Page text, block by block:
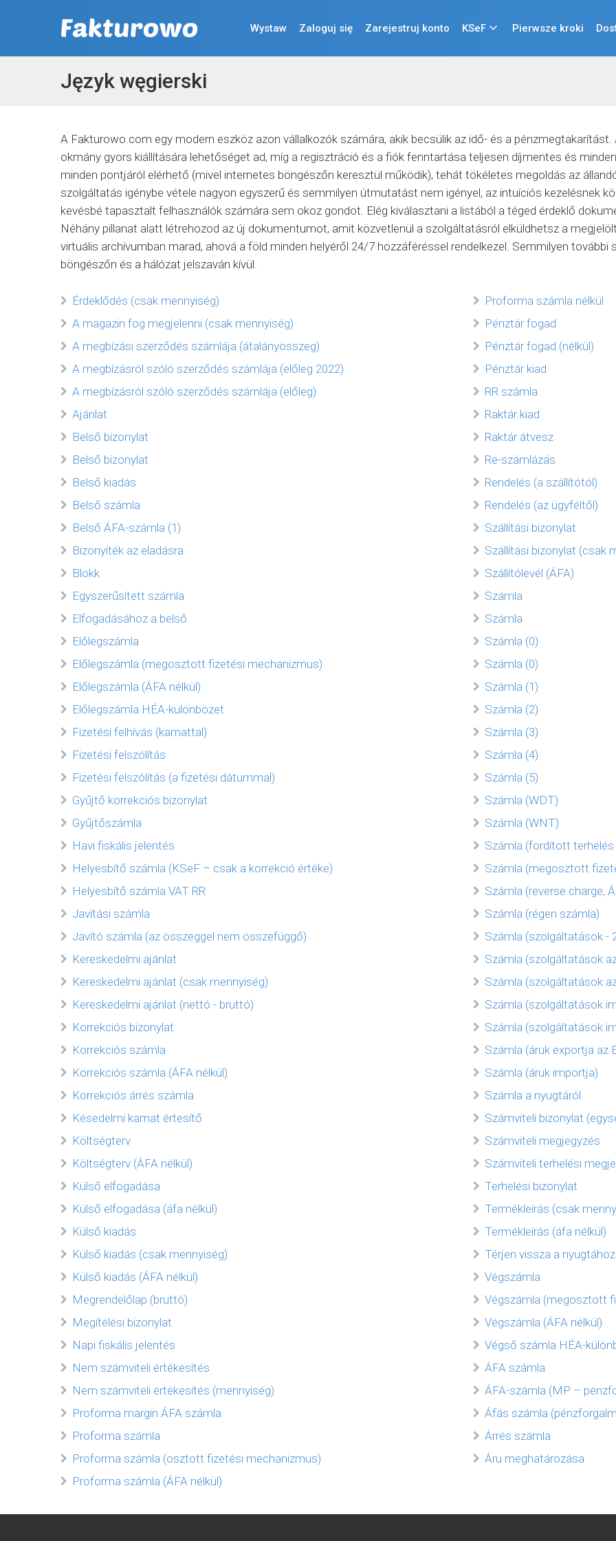
Wystaw Zaloguj się Zarejestruj konto KSeF Pierwsze kroki
Język węgierski
A Fakturowo.com egy modern eszköz azon vállalkozók számára, akik becsülik az idő- és a
okmány gyors kiállítására lehetőséget ad, míg a regisztráció és a fiók fenntartása teljesen díjmentes és
minden pontjáról elérhető (mivel internetes böngészőn keresztül működik), tehát tökéletes megoldás az
szolgáltatás igénybe vétele nagyon egyszerű és semmilyen útmutatást nem igényel, az intuíciós kezelésnek
kevésbé tapasztalt felhasználók számára sem okoz gondot. Elég kiválasztani a listából a téged érdeklő
Néhány pillanat alatt létrehozod az új dokumentumot, amit közvetlenül a szolgáltatásról elküldhetsz a
virtuális archívumban marad, ahová a föld minden helyéről 24/7 hozzáféréssel rendelkezel. Semmilyen
böngészőn és a hálózat jelszaván kívül.
Érdeklődés (csak mennyiség)
A magazin fog megjelenni (csak mennyiség)
A megbízási szerződés számlája (átalányösszeg)
A megbízásról szóló szerződés számlája (előleg 2022)
A megbízásról szóló szerződés számlája (előleg)
Ajánlat
Belső bizonylat
Belső bizonylat
Belső kiadás
Belső számla
Belső ÁFA-számla (1)
Bizonyíték az eladásra
Blokk
Egyszerűsített számla
Elfogadásához a belső
Előlegszámla
Előlegszámla (megosztott fizetési mechanizmus)
Előlegszámla (ÁFA nélkül)
Előlegszámla HÉA-különbözet
Fizetési felhívás (kamattal)
Fizetési felszólítás
Fizetési felszólítás (a fizetési dátummal)
Gyűjtő korrekciós bizonylat
Gyűjtőszámla
Havi fiskális jelentés
Helyesbítő számla (KSeF – csak a korrekció értéke)
Helyesbítő számla VAT RR
Javítási számla
Javító számla (az összeggel nem összefüggő)
Kereskedelmi ajánlat
Kereskedelmi ajánlat (csak mennyiség)
Kereskedelmi ajánlat (nettó - bruttó)
Korrekciós bizonylat
Korrekciós számla
Korrekciós számla (ÁFA nélkül)
Korrekciós árrés számla
Késedelmi kamat értesítő
Költségterv
Költségterv (ÁFA nélkül)
Külső elfogadása
Külső elfogadása (áfa nélkül)
Külső kiadás
Külső kiadás (csak mennyiség)
Külső kiadás (ÁFA nélkül)
Megrendelőlap (bruttó)
Megítélési bizonylat
Napi fiskális jelentés
Nem számviteli értékesítés
Nem számviteli értékesítés (mennyiség)
Proforma margin ÁFA számla
Proforma számla
Proforma számla (osztott fizetési mechanizmus)
Proforma számla (ÁFA nélkül)
Proforma számla nélkül
Pénztár fogad
Pénztár fogad (nélkül)
Pénztár kiad
RR számla
Raktár kiad
Raktár átvesz
Re-számlázás
Rendelés (a szállítótól)
Rendelés (az ügyféltől)
Szállítási bizonylat
Szállítási bizonylat (csak
Szállítólevél (ÁFA)
Számla
Számla
Számla (0)
Számla (0)
Számla (1)
Számla (2)
Számla (3)
Számla (4)
Számla (5)
Számla (WDT)
Számla (WNT)
Számla (fordított terhelés
Számla (megosztott
Számla (reverse charge,
Számla (régen számla)
Számla (szolgáltatások -
Számla (szolgáltatások
Számla (szolgáltatások
Számla (szolgáltatások
Számla (szolgáltatások
Számla (áruk exportja az
Számla (áruk importja)
Számla a nyugtáról
Számviteli bizonylat
Számviteli megjegyzés
Számviteli terhelési
Terhelési bizonylat
Termékleírás (csak
Termékleírás (áfa nélkül)
Térjen vissza a nyugtához
Végszámla
Végszámla (megosztott
Végszámla (ÁFA nélkül)
Végső számla HÉA-
ÁFA számla
ÁFA-számla (MP –
Áfás számla
Árrés számla
Áru meghatározása